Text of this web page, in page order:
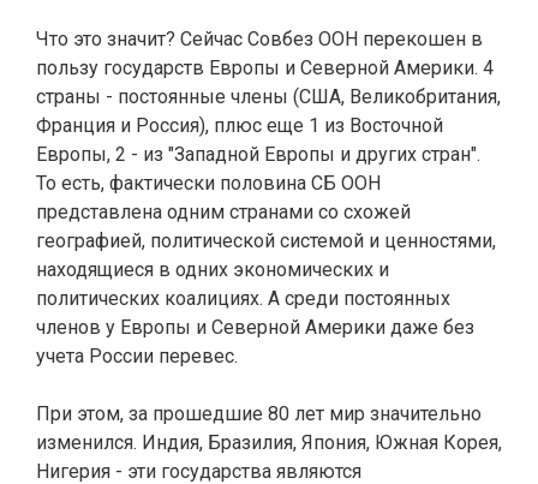
Что это значит? Сейчас Совбез ООН перекошен в
пользу государств Европы и Северной Америки. 4
страны - постоянные члены (США, Великобритания,
Франция и Россия), плюс еще 1 из Восточной
Европы, 2 - из "Западной Европы и других стран".
То есть, фактически половина СБ ООН
представлена одним странами со схожей
географией, политической системой и ценностями,
находящиеся в одних экономических и
политических коалициях. А среди постоянных
членов у Европы и Северной Америки даже без
учета России перевес.
При этом, за прошедшие 80 лет мир значительно
изменился. Индия, Бразилия, Япония, Южная Корея,
Нигерия - эти государства являются